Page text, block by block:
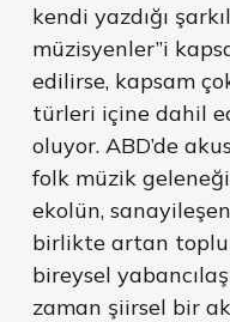
kendi yazdığı
müzisyenler”i
edilirse, kapsam
türleri içine dahil
oluyor. ABD’de
folk müzik
ekolün,
birlikte artan
bireysel
zaman şiirsel bir